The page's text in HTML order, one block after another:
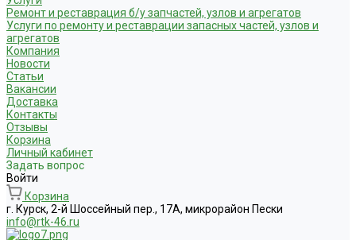
Ремонт и реставрация б/у запчастей, узлов и агрегатов
Услуги по ремонту и реставрации запасных частей, узлов и
агрегатов
Компания
Новости
Статьи
Вакансии
Доставка
Контакты
Отзывы
Корзина
Личный кабинет
Задать вопрос
Войти
Корзина
г. Курск, 2-й Шоссейный пер., 17А, микрорайон Пески
info@rtk-46.ru